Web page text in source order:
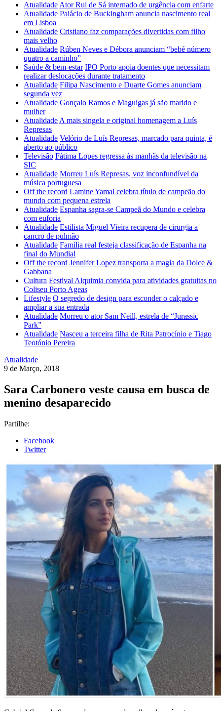
Atualidade Ator Rui de Sá internado de urgência com enfarte
Atualidade Palácio de Buckingham anuncia nascimento real
em Lisboa
Atualidade Cristiano faz comparações divertidas com filho
mais velho
Atualidade Rúben Neves e Débora anunciam “bebé número
quatro a caminho”
Saúde & bem-estar IPO Porto apoia doentes que necessitam
realizar deslocações durante tratamento
Atualidade Filipa Nascimento e Duarte Gomes anunciam
segunda vez
Atualidade Gonçalo Ramos e Maguigas já são marido e
mulher
Atualidade A mais singela e original homenagem a Luís
Represas
Atualidade Velório de Luís Represas, marcado para quinta, é
aberto ao público
Televisão Fátima Lopes regressa às manhãs da televisão na
SIC
Atualidade Morreu Luís Represas, voz inconfundível da
música portuguesa
Off the record Lamine Yamal celebra título de campeão do
mundo com pequena estrela
Atualidade Espanha sagra-se Campeã do Mundo e celebra
com euforia
Atualidade Estilista Miguel Vieira recupera de cirurgia a
cancro de pulmão
Atualidade Família real festeja classificação de Espanha na
final do Mundial
Off the record Jennifer Lopez transporta a magia da Dolce &
Gabbana
Cultura Festival Alquimia convida para atividades gratuitas no
Coliseu Porto Ageas
Lifestyle O segredo de design para esconder o calçado e
ampliar a sua entrada
Atualidade Morreu o ator Sam Neill, estrela de “Jurassic
Park”
Atualidade Nasceu a terceira filha de Rita Patrocínio e Tiago
Teotónio Pereira
Atualidade
9 de Março, 2018
Sara Carbonero veste causa em busca de
menino desaparecido
Partilhe:
Facebook
Twitter